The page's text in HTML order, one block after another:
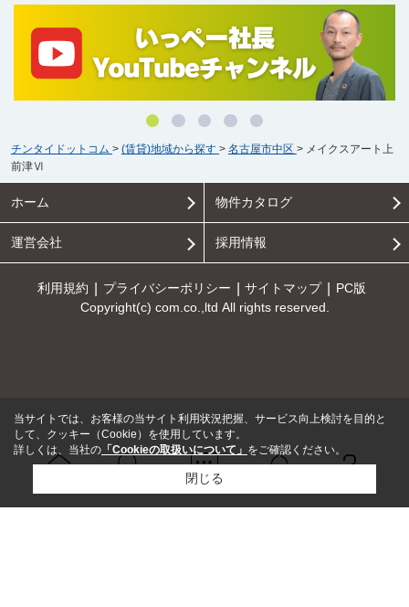
問い合せ
チンタイドットコム > (賃貸)地域から探す > 名古屋市中区 > メイクスアート上
前津Ⅵ
ホーム 物件カタログ
運営会社 採用情報
利用規約 プライバシーポリシー サイトマップ
PC版
Copyright(c) com.co.,ltd All rights reserved.
当サイトでは、お客様の当サイト利用状況把握、サービス向上検討を目的と
して、クッキー（Cookie）を使用しています。
詳しくは、当社の 「Cookieの取扱いについて」 をご確認ください。
閉じる